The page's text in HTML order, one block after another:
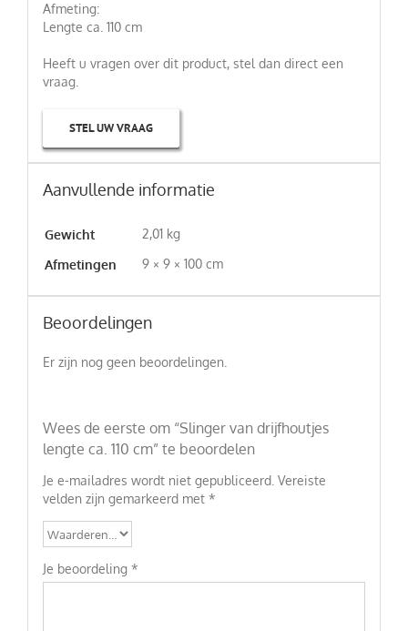
Afmeting:
Lengte ca. 110 cm
Heeft u vragen over dit product, stel dan direct een
vraag.
STEL UW VRAAG
Aanvullende informatie
Gewicht
2,01 kg
Afmetingen
9 × 9 × 100 cm
Beoordelingen
Er zijn nog geen beoordelingen.
Wees de eerste om “Slinger van drijfhoutjes
lengte ca. 110 cm” te beoordelen
Je e-mailadres wordt niet gepubliceerd. Vereiste
velden zijn gemarkeerd met *
Je beoordeling *